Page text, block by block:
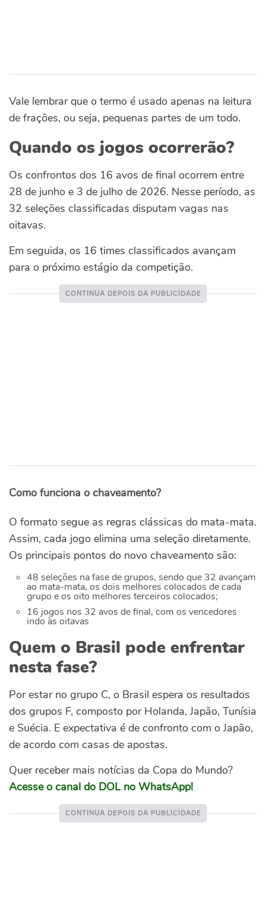
Vale lembrar que o termo é usado apenas na leitura
de frações, ou seja, pequenas partes de um todo.
Quando os jogos ocorrerão?
Os confrontos dos 16 avos de final ocorrem entre
28 de junho e 3 de julho de 2026. Nesse período, as
32 seleções classificadas disputam vagas nas
oitavas.
Em seguida, os 16 times classificados avançam
para o próximo estágio da competição.
Como funciona o chaveamento?
O formato segue as regras clássicas do mata-mata.
Assim, cada jogo elimina uma seleção diretamente.
Os principais pontos do novo chaveamento são:
48 seleções na fase de grupos, sendo que 32 avançam
ao mata-mata, os dois melhores colocados de cada
grupo e os oito melhores terceiros colocados;
16 jogos nos 32 avos de final, com os vencedores
indo às oitavas
Quem o Brasil pode enfrentar
nesta fase?
Por estar no grupo C, o Brasil espera os resultados
dos grupos F, composto por Holanda, Japão, Tunísia
e Suécia. E expectativa é de confronto com o Japão,
de acordo com casas de apostas.
Quer receber mais notícias da Copa do Mundo?
Acesse o canal do DOL no WhatsApp!